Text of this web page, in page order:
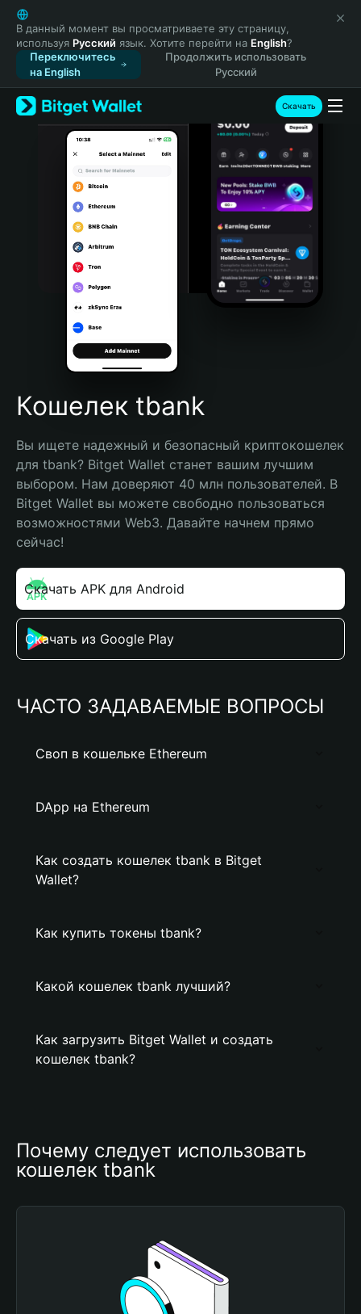
English
日本語
Tiếng Việt
Русский
Español (Latinoamérica)
Türkçe
Italiano
Português (Portugal)
Bahasa Indonesia
Português (Brasil)
Español (Argentina)
В данный момент вы просматриваете эту страницу,
используя Русский язык. Хотите перейти на English?
Переключитесь
на English
Продолжить использовать
Русский
Скачать
Кошелек tbank
Вы ищете надежный и безопасный криптокошелек
для tbank? Bitget Wallet станет вашим лучшим
выбором. Нам доверяют 40 млн пользователей. В
Bitget Wallet вы можете свободно пользоваться
возможностями Web3. Давайте начнем прямо
сейчас!
Скачать APK для Android
Скачать из Google Play
ЧАСТО ЗАДАВАЕМЫЕ ВОПРОСЫ
Своп в кошельке Ethereum
DApp на Ethereum
Как создать кошелек tbank в Bitget
Wallet?
Как купить токены tbank?
Какой кошелек tbank лучший?
Как загрузить Bitget Wallet и создать
кошелек tbank?
Почему следует использовать
кошелек tbank